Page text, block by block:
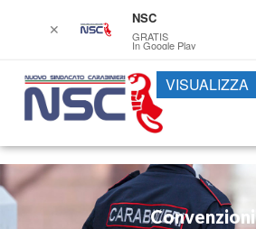
Convenzioni
✕
NSC
GRATIS
In Google Play
VISUALIZZA